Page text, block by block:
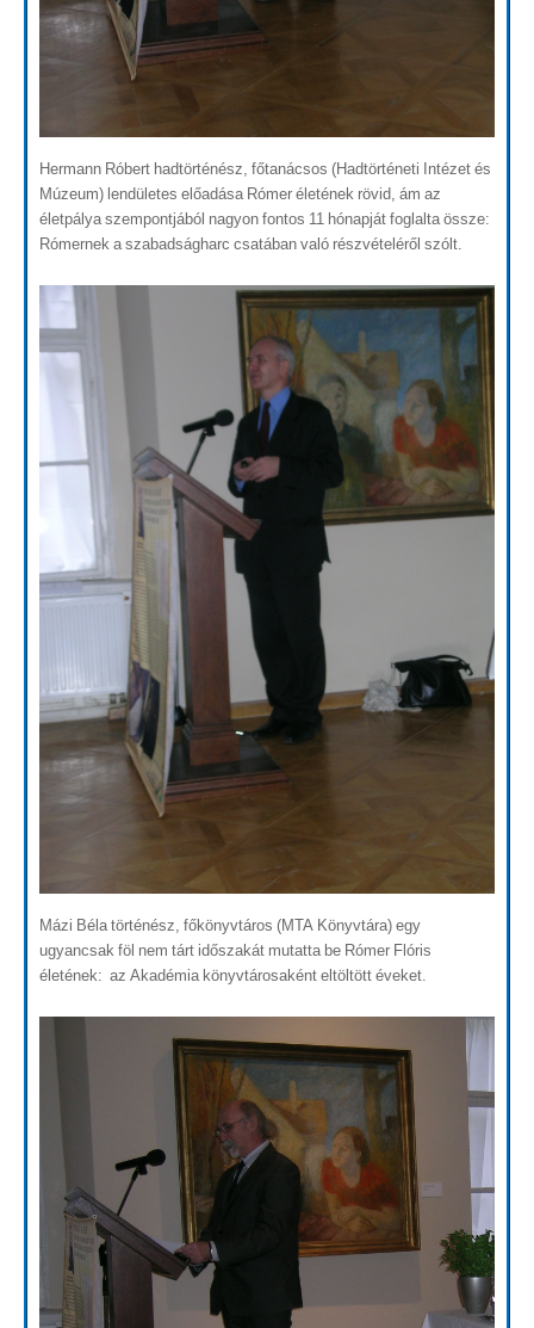
Hermann Róbert hadtörténész, főtanácsos (Hadtörténeti Intézet és
Múzeum) lendületes előadása Rómer életének rövid, ám az
életpálya szempontjából nagyon fontos 11 hónapját foglalta össze:
Rómernek a szabadságharc csatában való részvételéről szólt.
Mázi Béla történész, főkönyvtáros (MTA Könyvtára) egy
ugyancsak föl nem tárt időszakát mutatta be Rómer Flóris
életének: az Akadémia könyvtárosaként eltöltött éveket.